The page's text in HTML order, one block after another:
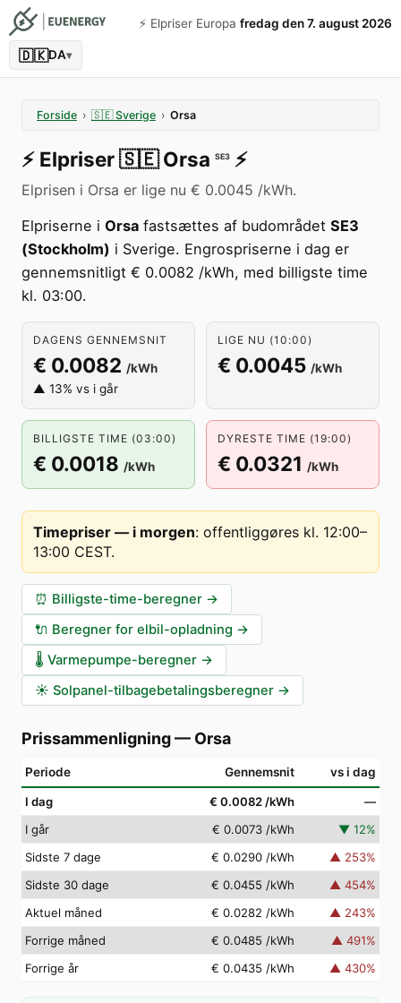
⚡️ Elpriser Europa fredag den 7. august 2026
🇩🇰DA▾
Forside › 🇸🇪 Sverige › Orsa
⚡️ Elpriser🇸🇪 Orsa SE3 ⚡️
Elprisen i Orsa er lige nu € 0.0045 /kWh.
Elpriserne i Orsa fastsættes af budområdet SE3
(Stockholm) i Sverige. Engrospriserne i dag er
gennemsnitligt € 0.0082 /kWh, med billigste time
kl. 03:00.
DAGENS GENNEMSNIT
€ 0.0082 /kWh
▲ 13% vs i går
LIGE NU (10:00)
€ 0.0045 /kWh
BILLIGSTE TIME (03:00)
€ 0.0018 /kWh
DYRESTE TIME (19:00)
€ 0.0321 /kWh
Timepriser — i morgen: offentliggøres kl. 12:00–
13:00 CEST.
⏰ Billigste-time-beregner →
🔌 Beregner for elbil-opladning →
🌡️ Varmepumpe-beregner →
☀️ Solpanel-tilbagebetalingsberegner →
Prissammenligning— Orsa
Periode Gennemsnit vs i dag
I dag € 0.0082 /kWh
—
I går
€ 0.0073 /kWh ▼ 12%
Sidste 7 dage
€ 0.0290 /kWh ▲ 253%
Sidste 30 dage
€ 0.0455 /kWh ▲ 454%
Aktuel måned
€ 0.0282 /kWh ▲ 243%
Forrige måned
€ 0.0485 /kWh ▲ 491%
Forrige år
€ 0.0435 /kWh ▲ 430%